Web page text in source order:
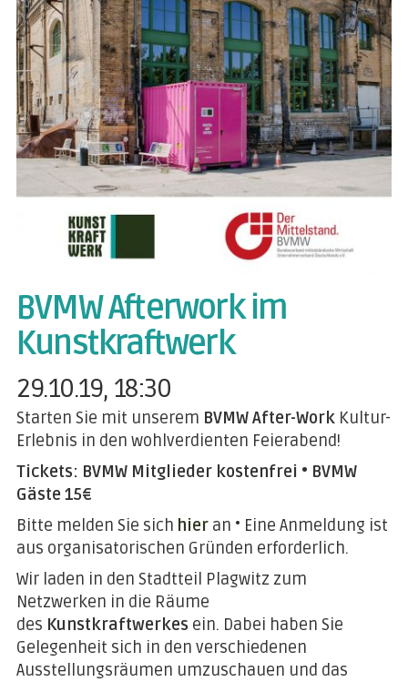
BVMW Afterwork im
Kunstkraftwerk
29.10.19, 18:30
Starten Sie mit unserem BVMW After-Work Kultur-
Erlebnis in den wohlverdienten Feierabend!
Tickets: BVMW Mitglieder kostenfrei • BVMW
Gäste 15€
Bitte melden Sie sich hier an • Eine Anmeldung ist
aus organisatorischen Gründen erforderlich.
Wir laden in den Stadtteil Plagwitz zum
Netzwerken in die Räume
des Kunstkraftwerkes ein. Dabei haben Sie
Gelegenheit sich in den verschiedenen
Ausstellungsräumen umzuschauen und das